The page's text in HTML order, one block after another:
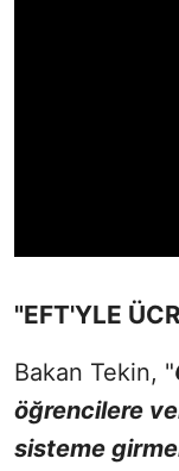
"EFT'YLE
Bakan Tekin, "
öğrencilere
sisteme